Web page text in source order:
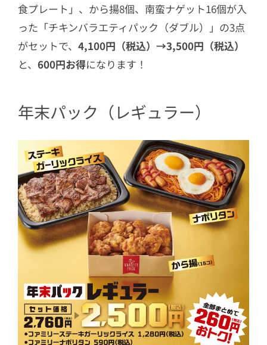
食プレート」、から揚8個、南蛮ナゲット16個が入
った「チキンバラエティパック（ダブル）」の3点
がセットで、 4,100円（税込）→3,500円（税込）
と、 600円お得になります！
年末パック（レギュラー）